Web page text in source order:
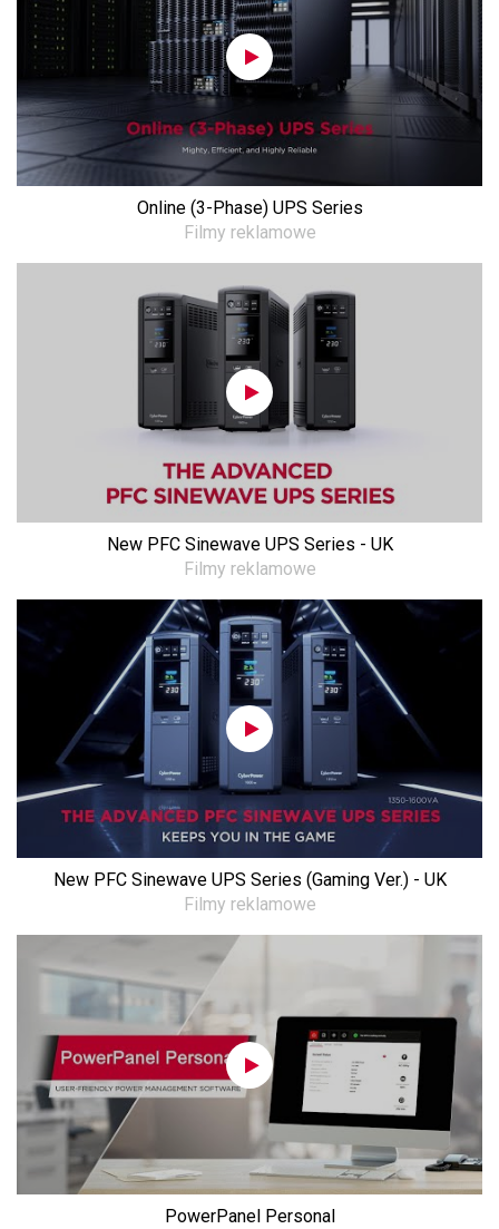
Online (3-Phase) UPS Series
Filmy reklamowe
New PFC Sinewave UPS Series - UK
Filmy reklamowe
New PFC Sinewave UPS Series (Gaming Ver.) - UK
Filmy reklamowe
PowerPanel Personal